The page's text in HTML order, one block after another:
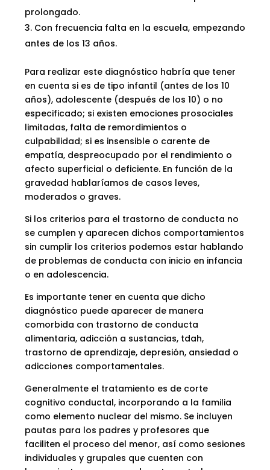
prolongado.
Con frecuencia falta en la escuela, empezando
antes de los 13 años.
Para realizar este diagnóstico habría que tener
en cuenta si es de tipo infantil (antes de los 10
años), adolescente (después de los 10) o no
especificado; si existen emociones prosociales
limitadas, falta de remordimientos o
culpabilidad; si es insensible o carente de
empatía, despreocupado por el rendimiento o
afecto superficial o deficiente. En función de la
gravedad hablaríamos de casos leves,
moderados o graves.
Si los criterios para el trastorno de conducta no
se cumplen y aparecen dichos comportamientos
sin cumplir los criterios podemos estar hablando
de problemas de conducta con inicio en infancia
o en adolescencia.
Es importante tener en cuenta que dicho
diagnóstico puede aparecer de manera
comorbida con trastorno de conducta
alimentaria, adicción a sustancias, tdah,
trastorno de aprendizaje, depresión, ansiedad o
adicciones comportamentales.
Generalmente el tratamiento es de corte
cognitivo conductal, incorporando a la familia
como elemento nuclear del mismo. Se incluyen
pautas para los padres y profesores que
faciliten el proceso del menor, así como sesiones
individuales y grupales que cuenten con